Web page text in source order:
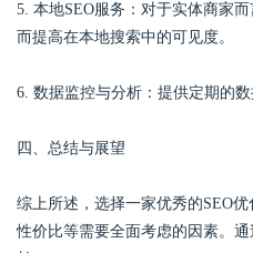
5. 本地SEO服务：对于实体商家
而提高在本地搜索中的可见度。
6. 数据监控与分析：提供定期的
四、总结与展望
综上所述，选择一家优秀的SEO
性价比等需要全面考虑的因素。